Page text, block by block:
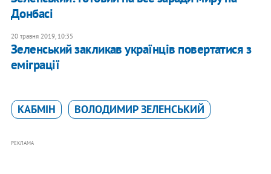
Донбасі
20 травня 2019, 10:35
Зеленський закликав українців повертатися з
еміграції
КАБМІН ВОЛОДИМИР ЗЕЛЕНСЬКИЙ
РЕКЛАМА